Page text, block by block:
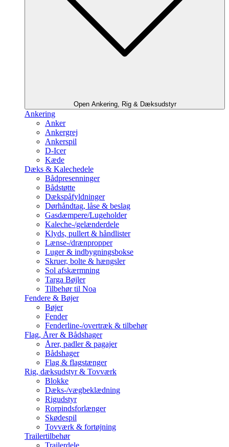
Open Ankering, Rig & Dæksudstyr
Ankering
Anker
Ankergrej
Ankerspil
D-Icer
Kæde
Dæks & Kalechedele
Bådpresenninger
Bådstøtte
Dækspåfyldninger
Dørhåndtag, låse & beslag
Gasdæmpere/Lugeholder
Kaleche-/gelænderdele
Klyds, pullert & håndlister
Lænse-/drænpropper
Luger & indbygningsbokse
Skruer, bolte & hængsler
Sol afskærmning
Targa Bøjler
Tilbehør til Noa
Fendere & Bøjer
Bøjer
Fender
Fenderline-/overtræk & tilbehør
Flag, Årer & Bådshager
Årer, padler & pagajer
Bådshager
Flag & flagstænger
Rig, dæksudstyr & Tovværk
Blokke
Dæks-/vægbeklædning
Rigudstyr
Rorpindsforlænger
Skødespil
Tovværk & fortøjning
Trailertilbehør
Trailerdele